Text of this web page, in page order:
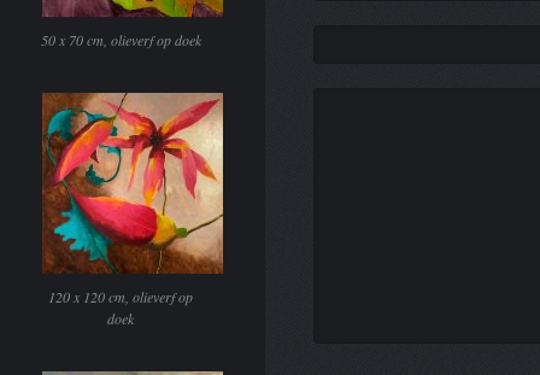
50 x 70 cm, olieverf op doek
120 x 120 cm, olieverf op
doek